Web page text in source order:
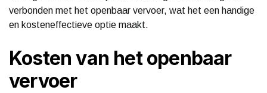
verbonden met het openbaar vervoer, wat het een handige
en kosteneffectieve optie maakt.
Kosten van het openbaar
vervoer